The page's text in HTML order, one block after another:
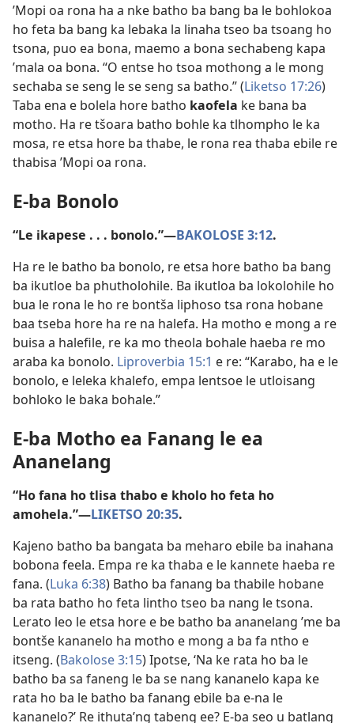
’Mopi oa rona ha a nke batho ba bang ba le bohlokoa
ho feta ba bang ka lebaka la linaha tseo ba tsoang ho
tsona, puo ea bona, maemo a bona sechabeng kapa
’mala oa bona. “O entse ho tsoa mothong a le mong
sechaba se seng le se seng sa batho.” (Liketso 17:​26)
Taba ena e bolela hore batho kaofela ke bana ba
motho. Ha re tšoara batho bohle ka tlhompho le ka
mosa, re etsa hore ba thabe, le rona rea thaba ebile re
thabisa ’Mopi oa rona.
E-ba Bonolo
“Le ikapese . . . bonolo.”​—BAKOLOSE 3:12.
Ha re le batho ba bonolo, re etsa hore batho ba bang
ba ikutloe ba phutholohile. Ba ikutloa ba lokolohile ho
bua le rona le ho re bontša liphoso tsa rona hobane
baa tseba hore ha re na halefa. Ha motho e mong a re
buisa a halefile, re ka mo theola bohale haeba re mo
araba ka bonolo. Liproverbia 15:1 e re: “Karabo, ha e le
bonolo, e leleka khalefo, empa lentsoe le utloisang
bohloko le baka bohale.”
E-ba Motho ea Fanang le ea
Ananelang
“Ho fana ho tlisa thabo e kholo ho feta ho
amohela.”​—LIKETSO 20:35.
Kajeno batho ba bangata ba meharo ebile ba inahana
bobona feela. Empa re ka thaba e le kannete haeba re
fana. (Luka 6:​38) Batho ba fanang ba thabile hobane
ba rata batho ho feta lintho tseo ba nang le tsona.
Lerato leo le etsa hore e be batho ba ananelang ’me ba
bontše kananelo ha motho e mong a ba fa ntho e
itseng. (Bakolose 3:​15) Ipotse, ‘Na ke rata ho ba le
batho ba sa faneng le ba se nang kananelo kapa ke
rata ho ba le batho ba fanang ebile ba e-na le
kananelo?’ Re ithuta’ng tabeng ee? E-ba seo u batlang